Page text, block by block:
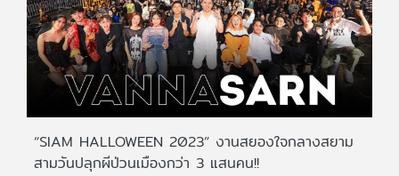
“SIAM HALLOWEEN 2023” งานสยองใจกลางสยาม
สามวันปลุกผีป่วนเมืองกว่า 3 แสนคน!!